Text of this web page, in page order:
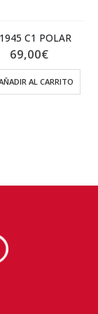
C1 POLAR
69,00€
AL CARRITO